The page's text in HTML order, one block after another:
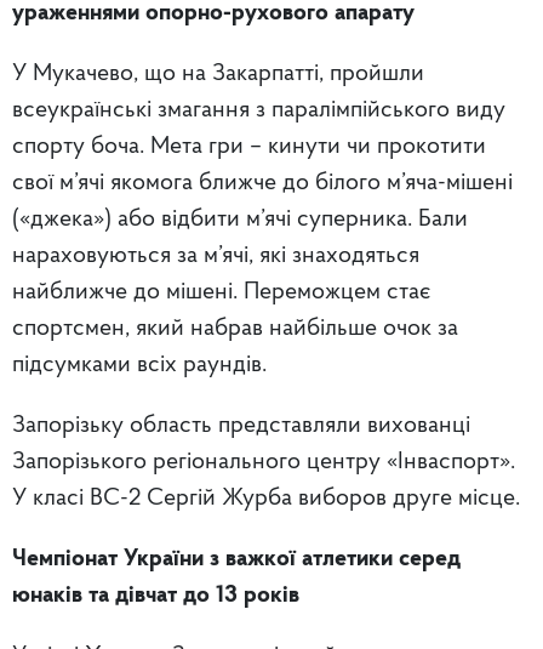
ураженнями опорно-рухового апарату
У Мукачево, що на Закарпатті, пройшли
всеукраїнські змагання з паралімпійського виду
спорту боча. Мета гри – кинути чи прокотити
свої м’ячі якомога ближче до білого м’яча-мішені
(«джека») або відбити м’ячі суперника. Бали
нараховуються за м’ячі, які знаходяться
найближче до мішені. Переможцем стає
спортсмен, який набрав найбільше очок за
підсумками всіх раундів.
Запорізьку область представляли вихованці
Запорізького регіонального центру «Інваспорт».
У класі ВС-2 Сергій Журба виборов друге місце.
Чемпіонат України з важкої атлетики серед
юнаків та дівчат до 13 років